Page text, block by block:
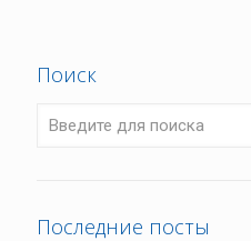
Поиск
Последние посты